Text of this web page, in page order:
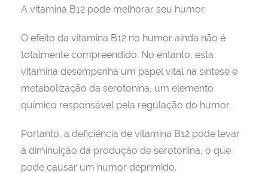
A vitamina B12 pode melhorar seu humor.
O efeito da vitamina B12 no humor ainda não é
totalmente compreendido. No entanto, esta
vitamina desempenha um papel vital na síntese e
metabolização da serotonina, um elemento
químico responsável pela regulação do humor.
Portanto, a deficiência de vitamina B12 pode levar
à diminuição da produção de serotonina, o que
pode causar um humor deprimido.